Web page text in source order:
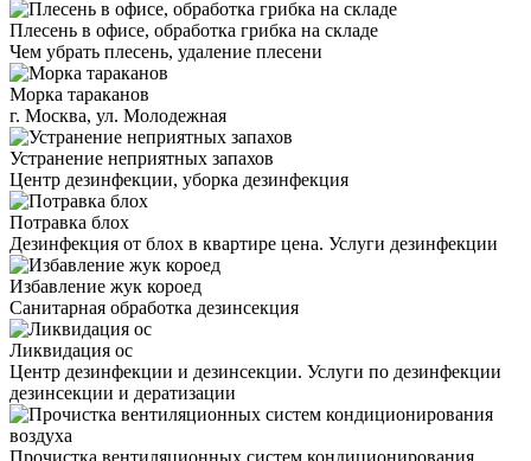
Плесень в офисе, обработка грибка на складе
Чем убрать плесень, удаление плесени
Морка тараканов
г. Москва, ул. Молодежная
Устранение неприятных запахов
Центр дезинфекции, уборка дезинфекция
Потравка блох
Дезинфекция от блох в квартире цена. Услуги дезинфекции
Избавление жук короед
Санитарная обработка дезинсекция
Ликвидация ос
Центр дезинфекции и дезинсекции. Услуги по дезинфекции
дезинсекции и дератизации